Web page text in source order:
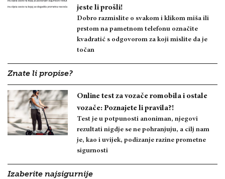
jeste li prošli!
Dobro razmislite o svakom i klikom miša ili
prstom na pametnom telefonu označite
kvadratić s odgovorom za koji mislite da je
točan
Znate li propise?
Online test za vozače romobila i ostale
vozače: Poznajete li pravila?!
Test je u potpunosti anoniman, njegovi
rezultati nigdje se ne pohranjuju, a cilj nam
je, kao i uvijek, podizanje razine prometne
sigurnosti
Izaberite najsigurnije